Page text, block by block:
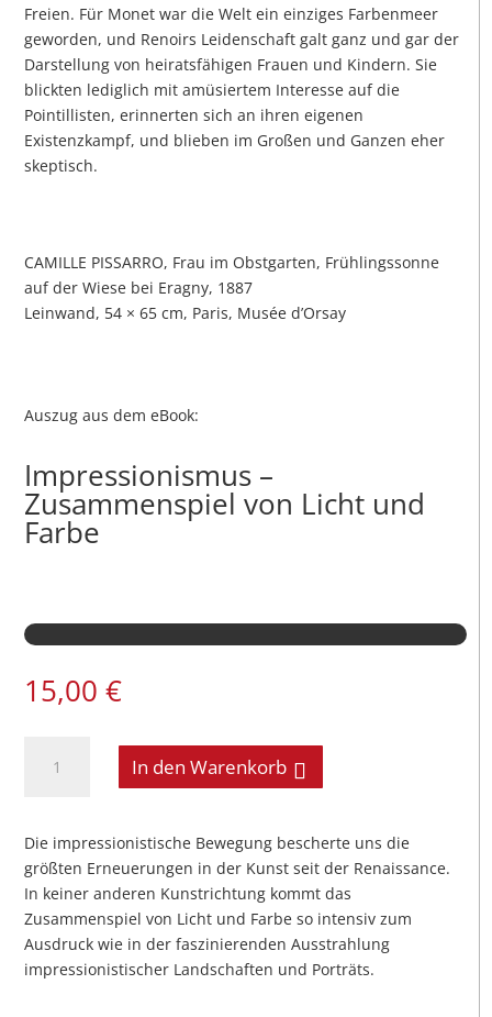
Freien. Für Monet war die Welt ein einziges Farbenmeer
geworden, und Renoirs Leidenschaft galt ganz und gar der
Darstellung von heiratsfähigen Frauen und Kindern. Sie
blickten lediglich mit amüsiertem Interesse auf die
Pointillisten, erinnerten sich an ihren eigenen
Existenzkampf, und blieben im Großen und Ganzen eher
skeptisch.
CAMILLE PISSARRO, Frau im Obstgarten, Frühlingssonne
auf der Wiese bei Eragny, 1887
Leinwand, 54 × 65 cm, Paris, Musée d’Orsay
Auszug aus dem eBook:
Impressionismus –
Zusammenspiel von Licht und
Farbe
15,00 €
Impressionismus
Licht
und
Farbe
Menge
In den Warenkorb
Die impressionistische Bewegung bescherte uns die
größten Erneuerungen in der Kunst seit der Renaissance.
In keiner anderen Kunstrichtung kommt das
Zusammenspiel von Licht und Farbe so intensiv zum
Ausdruck wie in der faszinierenden Ausstrahlung
impressionistischer Landschaften und Porträts.